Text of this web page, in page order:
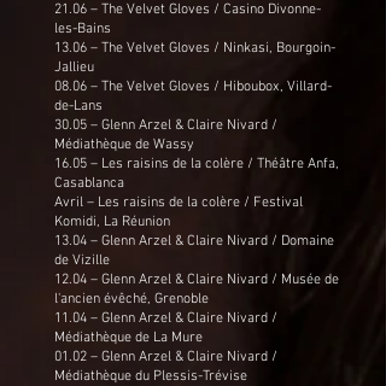
21.06 – The Velvet Gloves / Casino Divonne-
les-Bains
13.06 – The Velvet Gloves / Ninkasi, Bourgoin-
Jallieu
08.06 – The Velvet Gloves / Hiboubox, Villard-
de-Lans
30.05 – Glenn Arzel & Claire Nivard /
Médiathèque de Wassy
16.05 – Les raisins de la colère / Théâtre Anfa,
Casablanca
Avril – Les raisins de la colère / Festival
Komidi, La Réunion
13.04 – Glenn Arzel & Claire Nivard / Domaine
de Vizille
12.04 – Glenn Arzel & Claire Nivard / Musée de
l'ancien évêché, Grenoble
11.04 – Glenn Arzel & Claire Nivard /
Médiathèque de La Mure
01.02 – Glenn Arzel & Claire Nivard /
Médiathèque du Plessis-Trévise